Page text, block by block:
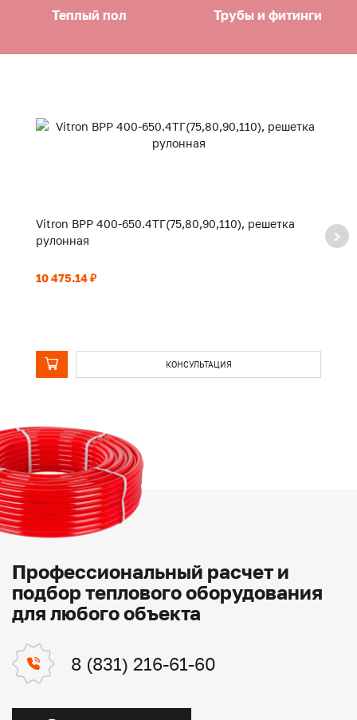
Теплый пол Трубы и фитинги
Vitron ВРР 400-650.4ТГ(75,80,90,110), решетка
рулонная
10 475.14 ₽
КОНСУЛЬТАЦИЯ
Профессиональный расчет и
подбор теплового оборудования
для любого объекта
8 (831) 216-61-60